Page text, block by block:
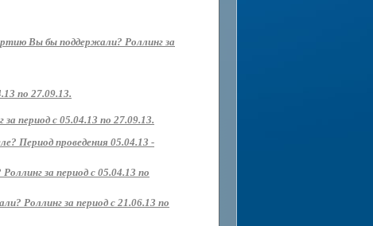
Вы бы поддержали? Роллинг за
по 27.09.13.
период с 05.04.13 по 27.09.13.
Период проведения 05.04.13 -
за период с 05.04.13 по
Роллинг за период с 21.06.13 по